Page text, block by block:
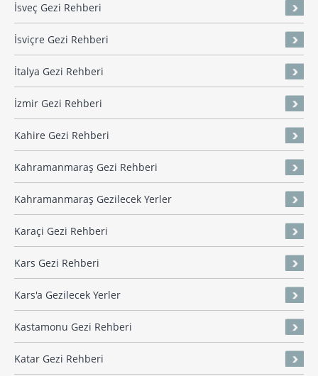
İsveç Gezi Rehberi
İsviçre Gezi Rehberi
İtalya Gezi Rehberi
İzmir Gezi Rehberi
Kahire Gezi Rehberi
Kahramanmaraş Gezi Rehberi
Kahramanmaraş Gezilecek Yerler
Karaçi Gezi Rehberi
Kars Gezi Rehberi
Kars'a Gezilecek Yerler
Kastamonu Gezi Rehberi
Katar Gezi Rehberi